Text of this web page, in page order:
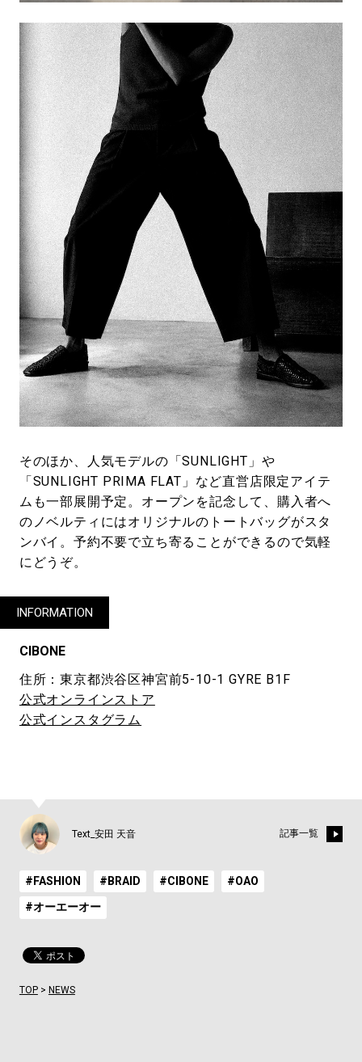
そのほか、人気モデルの「SUNLIGHT」や
「SUNLIGHT PRIMA FLAT」など直営店限定アイテ
ムも一部展開予定。オープンを記念して、購入者へ
のノベルティにはオリジナルのトートバッグがスタ
ンバイ。予約不要で立ち寄ることができるので気軽
にどうぞ。
INFORMATION
CIBONE
住所：東京都渋谷区神宮前5-10-1 GYRE B1F
公式オンラインストア
公式インスタグラム
Text_安田 天音 記事一覧
#FASHION #BRAID #CIBONE #OAO
#オーエーオー
TOP> NEWS